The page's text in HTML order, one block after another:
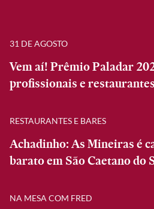
31 DE AGOSTO
Vem aí! Prêmio Paladar
profissionais e
RESTAURANTES E BARES
Achadinho: As Mineiras é
barato em São Caetano do
NA MESA COM FRED